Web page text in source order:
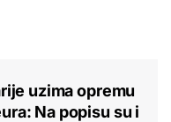
uzima opremu
Na popisu su i